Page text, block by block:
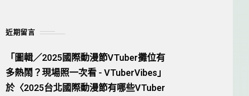
近期留言
「圖輯／2025國際動漫節VTuber攤位有
多熱鬧？現場照一次看 - VTuberVibes」
於〈2025台北國際動漫節有哪些VTuber